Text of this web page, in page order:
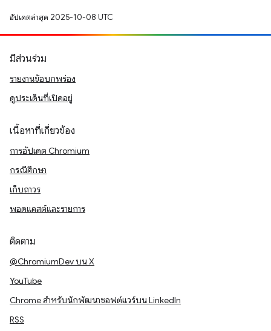
อัปเดตล่าสุด 2025-10-08 UTC
มีส่วนร่วม
รายงานข้อบกพร่อง
ดูประเด็นที่เปิดอยู่
เนื้อหาที่เกี่ยวข้อง
การอัปเดต Chromium
กรณีศึกษา
เก็บถาวร
พอดแคสต์และรายการ
ติดตาม
@ChromiumDev บน X
YouTube
Chrome สำหรับนักพัฒนาซอฟต์แวร์บน LinkedIn
RSS